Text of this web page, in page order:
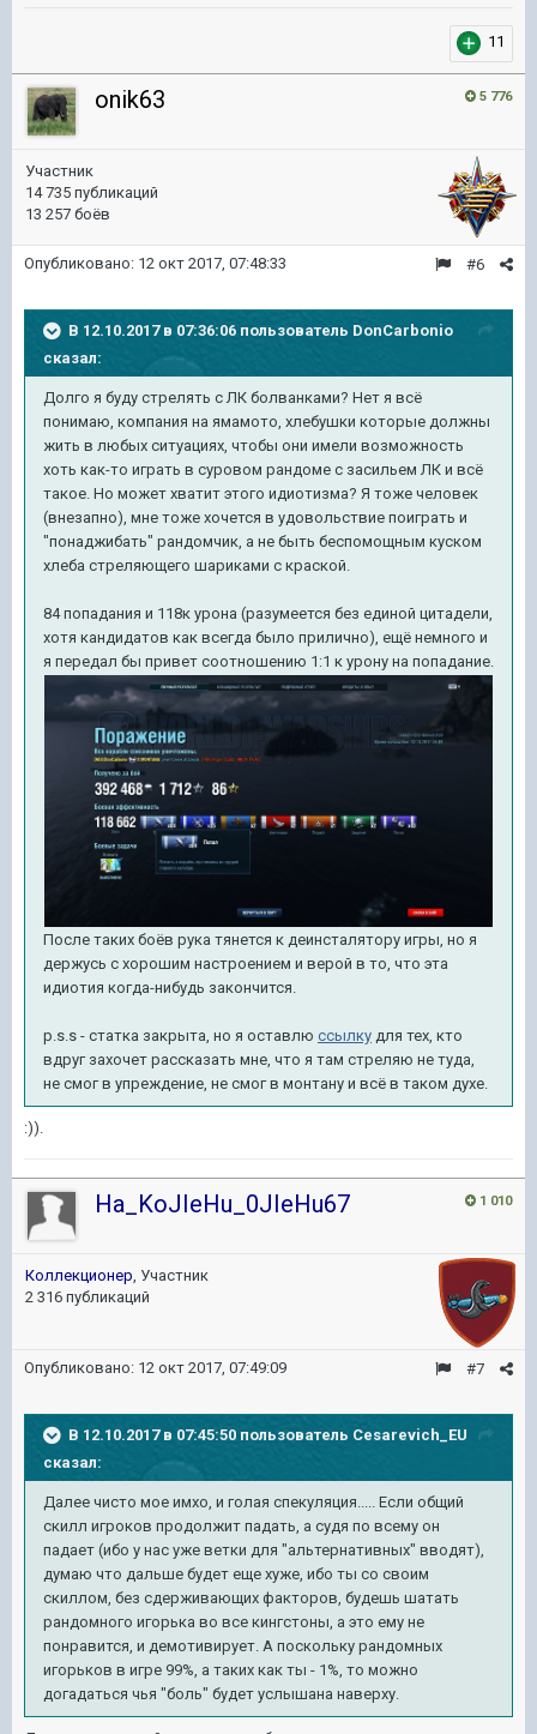
11
5 776
onik63
Участник
14 735 публикаций
13 257 боёв
#6
Опубликовано: 12 окт 2017, 07:48:33
В 12.10.2017 в 07:36:06 пользователь DonCarbonio
сказал:
Долго я буду стрелять с ЛК болванками? Нет я всё
понимаю, компания на ямамото, хлебушки которые должны
жить в любых ситуациях, чтобы они имели возможность
хоть как-то играть в суровом рандоме с засильем ЛК и всё
такое. Но может хватит этого идиотизма? Я тоже человек
(внезапно), мне тоже хочется в удовольствие поиграть и
"понаджибать" рандомчик, а не быть беспомощным куском
хлеба стреляющего шариками с краской.
84 попадания и 118к урона (разумеется без единой цитадели,
хотя кандидатов как всегда было прилично), ещё немного и
я передал бы привет соотношению 1:1 к урону на попадание.
После таких боёв рука тянется к деинсталятору игры, но я
держусь с хорошим настроением и верой в то, что эта
идиотия когда-нибудь закончится.
p.s.s - статка закрыта, но я оставлю ссылку для тех, кто
вдруг захочет рассказать мне, что я там стреляю не туда,
не смог в упреждение, не смог в монтану и всё в таком духе.
:)).
1 010
Ha_KoJIeHu_0JIeHu67
Коллекционер, Участник
2 316 публикаций
#7
Опубликовано: 12 окт 2017, 07:49:09
В 12.10.2017 в 07:45:50 пользователь Cesarevich_EU
сказал:
Далее чисто мое имхо, и голая спекуляция..... Если общий
скилл игроков продолжит падать, а судя по всему он
падает (ибо у нас уже ветки для "альтернативных" вводят),
думаю что дальше будет еще хуже, ибо ты со своим
скиллом, без сдерживающих факторов, будешь шатать
рандомного игорька во все кингстоны, а это ему не
понравится, и демотивирует. А поскольку рандомных
игорьков в игре 99%, а таких как ты - 1%, то можно
догадаться чья "боль" будет услышана наверху.